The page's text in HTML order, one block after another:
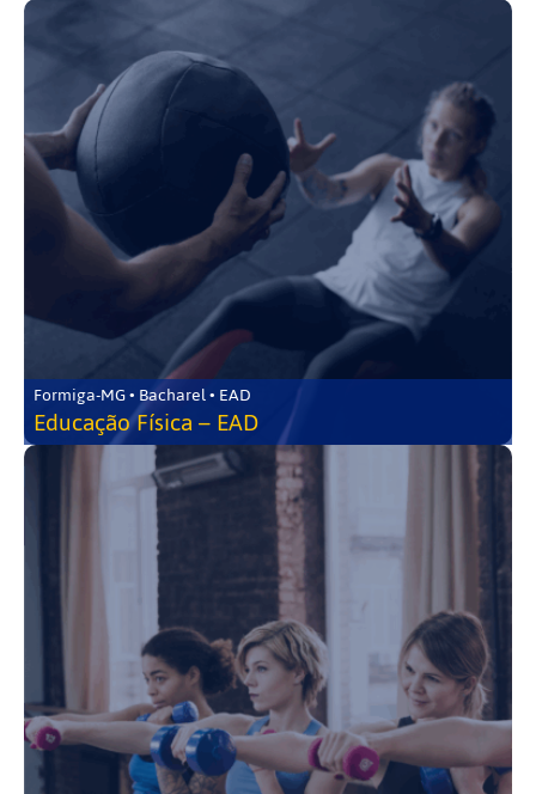
Formiga-MG • Bacharel • EAD
Educação Física – EAD